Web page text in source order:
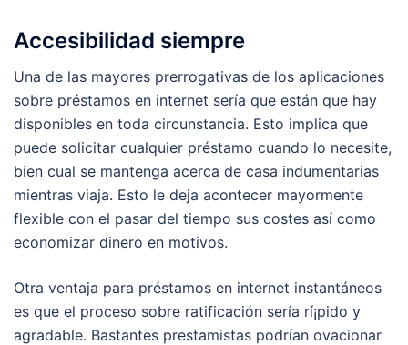
Accesibilidad siempre
Una de las mayores prerrogativas de los aplicaciones
sobre préstamos en internet serí­a que están que hay
disponibles en toda circunstancia. Esto implica que
puede solicitar cualquier préstamo cuando lo necesite,
bien cual se mantenga acerca de casa indumentarias
mientras viaja. Esto le deja acontecer mayormente
flexible con el pasar del tiempo sus costes así­ como
economizar dinero en motivos.
Otra ventaja para préstamos en internet instantáneos
es que el proceso sobre ratificación serí­a rí¡pido y
agradable. Bastantes prestamistas podrían ovacionar